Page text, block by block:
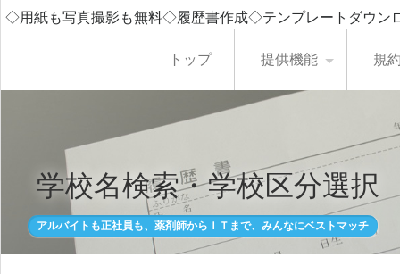
◇用紙も写真撮影も無料◇履歴書作成◇テンプレートダウ
トップ 提供機能 規
学校名検索・学校区分選択
アルバイトも正社員も、薬剤師からＩＴまで、みんなにベストマッチ